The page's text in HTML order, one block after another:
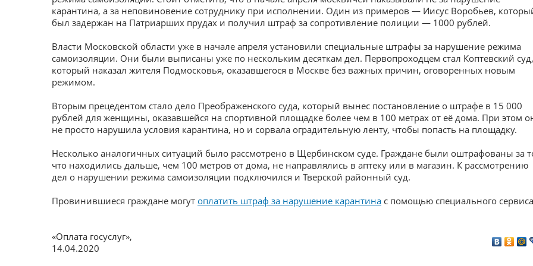
карантина, а за неповиновение сотруднику при исполнении. Один из примеров — Иисус Воробьев,
был задержан на Патриарших прудах и получил штраф за сопротивление полиции — 1000 рублей.
Власти Московской области уже в начале апреля установили специальные штрафы за нарушение режима
самоизоляции. Они были выписаны уже по нескольким десяткам дел. Первопроходцем стал Коптевский суд,
который наказал жителя Подмосковья, оказавшегося в Москве без важных причин, оговоренных новым
режимом.
Вторым прецедентом стало дело Преображенского суда, который вынес постановление о штрафе в 15 000
рублей для женщины, оказавшейся на спортивной площадке более чем в 100 метрах от её дома. При этом
не просто нарушила условия карантина, но и сорвала оградительную ленту, чтобы попасть на площадку.
Несколько аналогичных ситуаций было рассмотрено в Щербинском суде. Граждане были оштрафованы за
что находились дальше, чем 100 метров от дома, не направлялись в аптеку или в магазин. К рассмотрению
дел о нарушении режима самоизоляции подключился и Тверской районный суд.
Провинившиеся граждане могут оплатить штраф за нарушение карантина с помощью специального
«Оплата госуслуг»,
14.04.2020